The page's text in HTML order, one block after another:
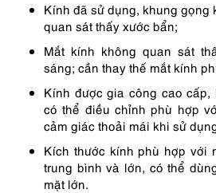
Kính đã sử dụng, khung gọng
quan sát thấy xước bẩn;
Mắt kính không quan sát
sáng; cần thay thế mắt kính
Kính được gia công cao
có thể điều chỉnh phù hợp
cảm giác thoải mái khi sử
Kích thước kính phù hợp với
trung bình và lớn, có thể
mặt lớn.